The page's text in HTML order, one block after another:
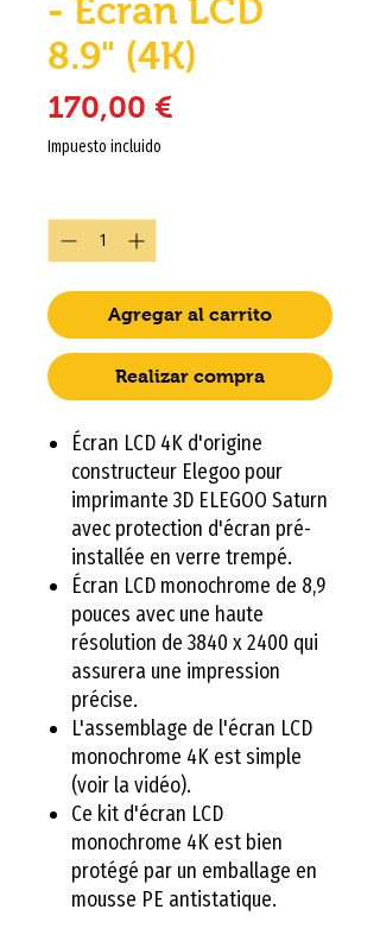
- Écran LCD
8.9" (4K)
170,00 €
Impuesto incluido
Agregar al carrito
Realizar compra
Écran LCD 4K d'origine
constructeur Elegoo pour
imprimante 3D ELEGOO Saturn
avec protection d'écran pré-
installée en verre trempé.
Écran LCD monochrome de 8,9
pouces avec une haute
résolution de 3840 x 2400 qui
assurera une impression
précise.
L'assemblage de l'écran LCD
monochrome 4K est simple
(voir la vidéo).
Ce kit d'écran LCD
monochrome 4K est bien
protégé par un emballage en
mousse PE antistatique.